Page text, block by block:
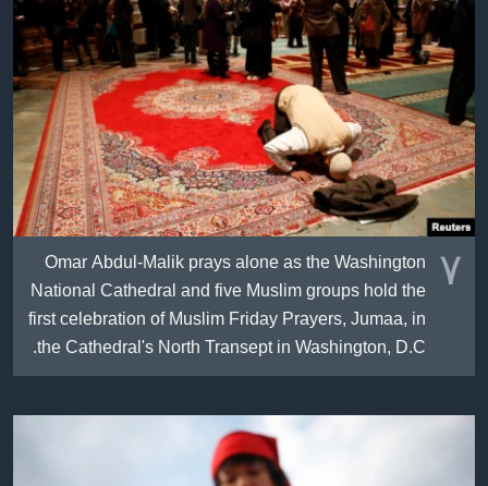
٧ Omar Abdul-Malik prays alone as the Washington
National Cathedral and five Muslim groups hold the
first celebration of Muslim Friday Prayers, Jumaa, in
the Cathedral's North Transept in Washington, D.C.